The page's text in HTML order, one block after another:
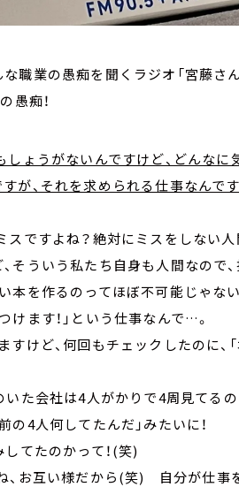
職業の愚痴を聞くラジオ「宮藤さ
愚痴！
しょうがないんですけど、どんな
が、それを求められる仕事なんです
スですよね？絶対にミスをしない
そういう私たち自身も人間なので
本を作るのってほぼ不可能じゃな
けます！」という仕事なんで…。
すけど、何回もチェックしたのに
いた会社は4人がかりで4周見てる
の4人何してたんだ」みたいに！
てたのかって！(笑)
、お互い様だから(笑) 自分が仕事